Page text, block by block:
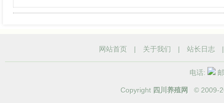
网站首页 | 关于我们 | 站长日志
电话:
Copyright 四川养殖网 © 2009-